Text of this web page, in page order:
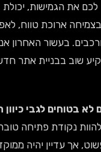
הגמישות, יכולת
טווח, לאפשר
בעשור האחרון אני רואה
בבניית אתר חדש,
לגבי כיוון העתיד
פתיחה טובה. הוא
יהיה ממוקד ויעיל.